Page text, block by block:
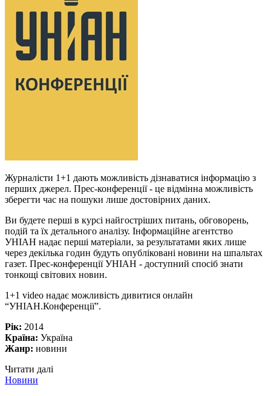
Журналісти 1+1 дають можливість дізнаватися інформацію з
перших джерел. Прес-конференції - це відмінна можливість
зберегти час на пошуки лише достовірних даних.
Ви будете перші в курсі найгостріших питань, обговорень,
подій та їх детального аналізу. Інформаційне агентство
УНІАН надає перші матеріали, за результатами яких лише
через декілька годин будуть опубліковані новини на шпальтах
газет. Прес-конференції УНІАН - доступний спосіб знати
тонкощі світових новин.
1+1 video надає можливість дивитися онлайн
“УНІАН.Конференції”.
Рік: 2014
Країна: Україна
Жанр: новини
Читати далі
Новини